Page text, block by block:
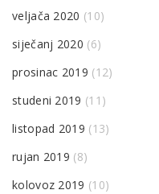
veljača 2020 (10)
siječanj 2020 (6)
prosinac 2019 (12)
studeni 2019 (11)
listopad 2019 (13)
rujan 2019 (8)
kolovoz 2019 (10)